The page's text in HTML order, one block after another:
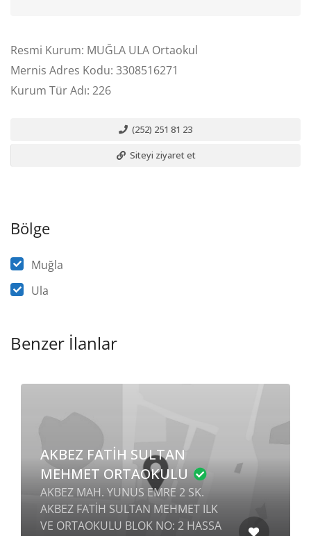
Resmi Kurum: MUĞLA ULA Ortaokul
Mernis Adres Kodu: 3308516271
Kurum Tür Adı: 226
(252) 251 81 23
Siteyi ziyaret et
Bölge
Muğla
Ula
Benzer İlanlar
AKBEZ FATİH SULTAN
MEHMET ORTAOKULU
AKBEZ MAH. YUNUS EMRE 2 SK.
AKBEZ FATİH SULTAN MEHMET ILK
VE ORTAOKULU BLOK NO: 2 HASSA